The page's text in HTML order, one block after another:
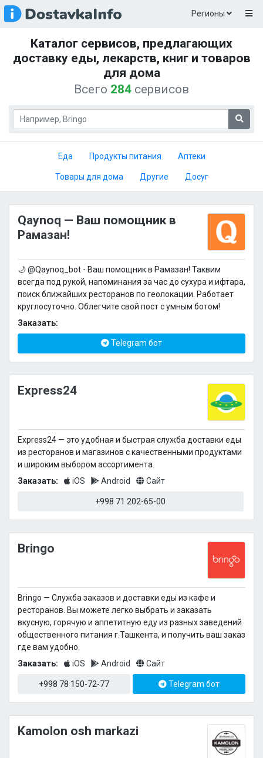
Регионы
Каталог сервисов, предлагающих
доставку еды, лекарств, книг и товаров
для дома
Всего 284 сервисов
Еда Продукты питания Аптеки
Товары для дома Другие Досуг
Qaynoq — Ваш помощник в
Рамазан!
🌙 @Qaynoq_bot - Ваш помощник в Рамазан! Таквим
всегда под рукой, напоминания за час до сухура и ифтара,
поиск ближайших ресторанов по геолокации. Работает
круглосуточно. Облегчите свой пост с умным ботом!
Заказать:
Telegram бот
Express24
Express24 — это удобная и быстрая служба доставки еды
из ресторанов и магазинов с качественными продуктами
и широким выбором ассортимента.
Заказать:
iOS Android Сайт
+998 71 202-65-00
Bringo
Bringo — Cлужба заказов и доставки еды из кафе и
ресторанов. Вы можете легко выбрать и заказать
вкусную, горячую и аппетитную еду из разных заведений
общественного питания г.Ташкента, и получить ваш заказ
где вам удобно.
Заказать:
iOS Android Сайт
+998 78 150-72-77 Telegram бот
Kamolon osh markazi